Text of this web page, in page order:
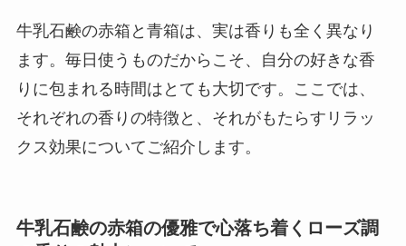
牛乳石鹸の赤箱と青箱は、実は香りも全く異なり
ます。毎日使うものだからこそ、自分の好きな香
りに包まれる時間はとても大切です。ここでは、
それぞれの香りの特徴と、それがもたらすリラッ
クス効果についてご紹介します。
牛乳石鹸の赤箱の優雅で心落ち着くローズ調